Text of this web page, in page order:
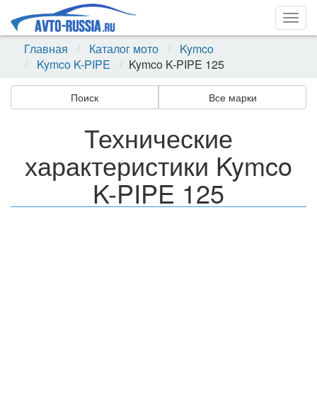
Главная
Каталог мото
Kymco
Kymco K-PIPE
Kymco K-PIPE 125
Поиск Все марки
Технические
характеристики Kymco
K-PIPE 125